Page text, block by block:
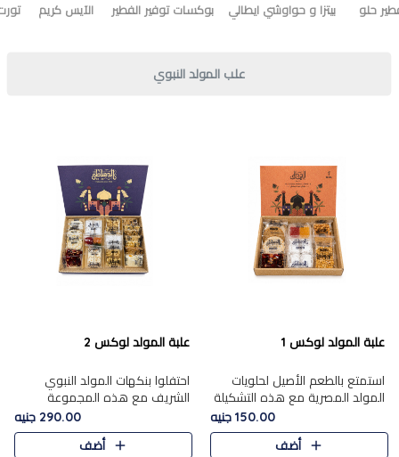
حلو بيتزا و حواوشي ايطالي بوكسات توفير الفطير الآيس كريم
علب المولد النبوي
علبة المولد لوكس 1
استمتع بالطعم الأصيل لحلويات
المولد المصرية مع هذه التشكيلة
المختارة بعناية من 9 قطع. تتضمن
التشكيلة جوزرية مع فول،ملبان
150.00 جنيه
أضف
علبة المولد لوكس 2
احتفلوا بنكهات المولد النبوي
الشريف مع هذه المجموعة
الفاخرة المكونة من 19 قطعة،
والتي تم اختيارها بعناية فائقة لتُبرز
تشكيلة واسعة من الحلويات
290.00 جنيه
أضف